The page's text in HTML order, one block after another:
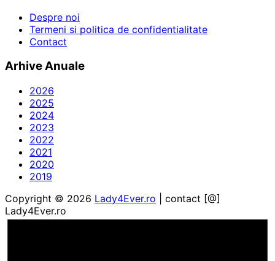
Despre noi
Termeni si politica de confidentialitate
Contact
Arhive Anuale
2026
2025
2024
2023
2022
2021
2020
2019
Copyright © 2026 Lady4Ever.ro | contact [@]
Lady4Ever.ro